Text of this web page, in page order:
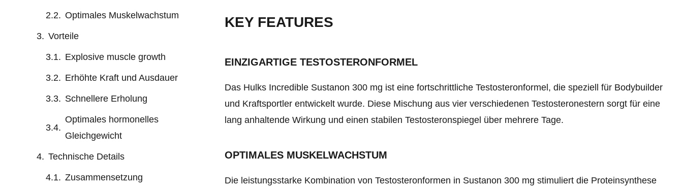
Optimales Muskelwachstum
Vorteile
Explosive muscle growth
Erhöhte Kraft und Ausdauer
Schnellere Erholung
Optimales hormonelles
Gleichgewicht
Technische Details
Zusammensetzung
KEY FEATURES
EINZIGARTIGE TESTOSTERONFORMEL
Das Hulks Incredible Sustanon 300 mg ist eine fortschrittliche Testosteronformel, die speziell für Bodybuilder
und Kraftsportler entwickelt wurde. Diese Mischung aus vier verschiedenen Testosteronestern sorgt für eine
lang anhaltende Wirkung und einen stabilen Testosteronspiegel über mehrere Tage.
OPTIMALES MUSKELWACHSTUM
Die leistungsstarke Kombination von Testosteronformen in Sustanon 300 mg stimuliert die Proteinsynthese